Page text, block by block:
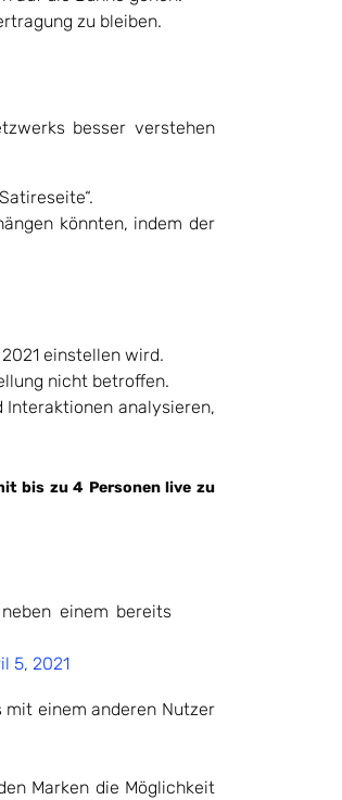
zu bleiben.
besser verstehen
könnten, indem der
einstellen wird.
nicht betroffen.
Interaktionen analysieren,
bis zu 4 Personen live zu
einem bereits
5, 2021
mit einem anderen Nutzer
Marken die Möglichkeit